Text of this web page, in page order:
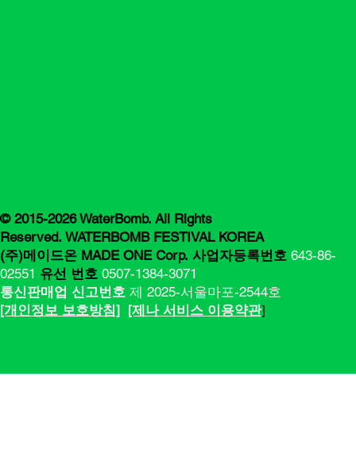
© 2015-2026 WaterBomb. All Rights
Reserved. WATERBOMB FESTIVAL KOREA
(주)메이드온 MADE ONE Corp. 사업자등록번호 643-86-
02551 유선 번호 0507-1384-3071
통신판매업 신고번호 제 2025-서울마포-2544호
[​​개인정보 보호방침] [제나 서비스 이용약관]